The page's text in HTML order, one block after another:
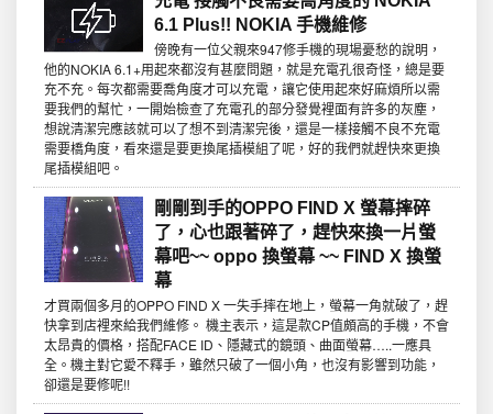
6.1 Plus!! NOKIA 手機維修
傍晚有一位父親來947修手機的現場憂愁的說明，
他的NOKIA 6.1+用起來都沒有甚麼問題，就是充電孔很奇怪，總是要
充不充。每次都需要喬角度才可以充電，讓它使用起來好麻煩所以需
要我們的幫忙，一開始檢查了充電孔的部分發覺裡面有許多的灰塵，
想說清潔完應該就可以了想不到清潔完後，還是一樣接觸不良不充電
需要橋角度，看來還是要更換尾插模組了呢，好的我們就趕快來更換
尾插模組吧。
剛剛到手的OPPO FIND X 螢幕摔碎
了，心也跟著碎了，趕快來換一片螢
幕吧~~ oppo 換螢幕 ~~ FIND X 換螢
幕
才買兩個多月的OPPO FIND X 一失手摔在地上，螢幕一角就破了，趕
快拿到店裡來給我們維修。 機主表示，這是款CP值頗高的手機，不會
太昂貴的價格，搭配FACE ID、隱藏式的鏡頭、曲面螢幕…..一應具
全。機主對它愛不釋手，雖然只破了一個小角，也沒有影響到功能，
卻還是要修呢!!